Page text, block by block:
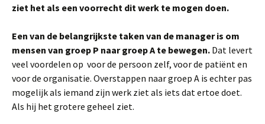
ziet het als een voorrecht dit werk te mogen doen.
Een van de belangrijkste taken van de manager is om
mensen van groep P naar groep A te bewegen. Dat levert
veel voordelen op voor de persoon zelf, voor de patiënt en
voor de organisatie. Overstappen naar groep A is echter pas
mogelijk als iemand zijn werk ziet als iets dat ertoe doet.
Als hij het grotere geheel ziet.